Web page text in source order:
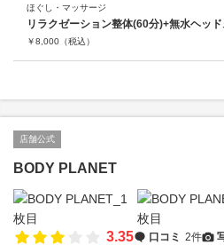
ほぐし・マッサージ
リラクゼーション整体(60分)+無水ヘッ
￥8,000 （税込）
店舗公式
BODY PLANET
3.35 口コミ 2件